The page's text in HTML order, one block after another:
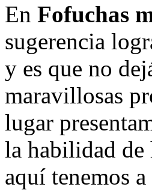
En Fofuchas
sugerencia
y es que no
maravillosas
lugar
la habilidad de
aquí tenemos a